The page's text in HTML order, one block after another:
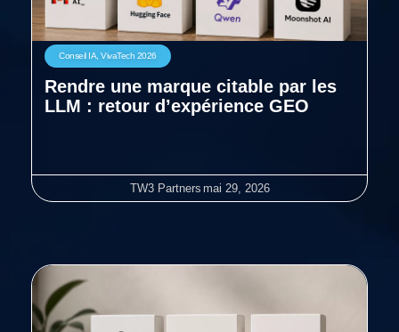
Conseil IA, VivaTech 2026
Rendre une marque citable par les
LLM : retour d’expérience GEO
TW3 Partners mai 29, 2026